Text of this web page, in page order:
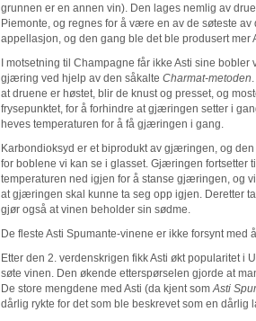
grunnen er en annen vin). Den lages nemlig av
Piemonte, og regnes for å være en av de søteste
appellasjon, og den gang ble det ble produsert mer
I motsetning til Champagne får ikke Asti sine
gjæring ved hjelp av den såkalte Charmat-metoden
at druene er høstet, blir de knust og presset, og
frysepunktet, for å forhindre at gjæringen setter i
heves temperaturen for å få gjæringen i gang.
Karbondioksyd er et biprodukt av gjæringen, og
for boblene vi kan se i glasset. Gjæringen fortsetter
temperaturen ned igjen for å stanse gjæringen, og
at gjæringen skal kunne ta seg opp igjen. Deretter
gjør også at vinen beholder sin sødme.
De fleste Asti Spumante-vinene er ikke forsynt
Etter den 2. verdenskrigen fikk Asti økt popularitet i
søte vinen. Den økende etterspørselen gjorde at
De store mengdene med Asti (da kjent somAsti
dårlig rykte for det som ble beskrevet som en dårlig